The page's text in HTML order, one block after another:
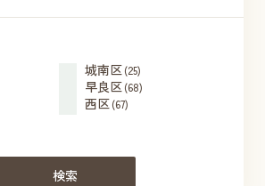
城南区(25)
早良区(68)
西区(67)
検索